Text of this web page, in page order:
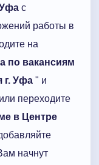
Уфа с
работы в
на
по вакансиям
г. Уфа " и
переходите
в Центре
начнут